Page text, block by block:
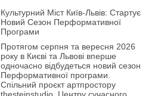
Культурний Міст Київ-Львів: Стартує
Новий Сезон Перформативної
Програми
Протягом серпня та вересня 2026
року в Києві та Львові вперше
одночасно відбудеться новий сезон
Перформативної програми.
Спільний проєкт артпростору